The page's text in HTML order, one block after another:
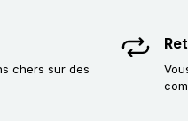
chers sur des